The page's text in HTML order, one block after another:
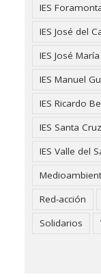
IES
IES José del
IES José
IES Manuel
IES Ricardo
IES Santa Cruz
IES Valle del
Red-acción
Solidarios